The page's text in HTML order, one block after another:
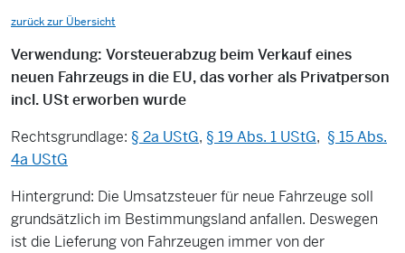
zurück zur Übersicht
Verwendung: Vorsteuerabzug beim Verkauf eines
neuen Fahrzeugs in die EU, das vorher als Privatperson
incl. USt erworben wurde
Rechtsgrundlage: § 2a UStG, § 19 Abs. 1 UStG, § 15 Abs.
4a UStG
Hintergrund: Die Umsatzsteuer für neue Fahrzeuge soll
grundsätzlich im Bestimmungsland anfallen. Deswegen
ist die Lieferung von Fahrzeugen immer von der